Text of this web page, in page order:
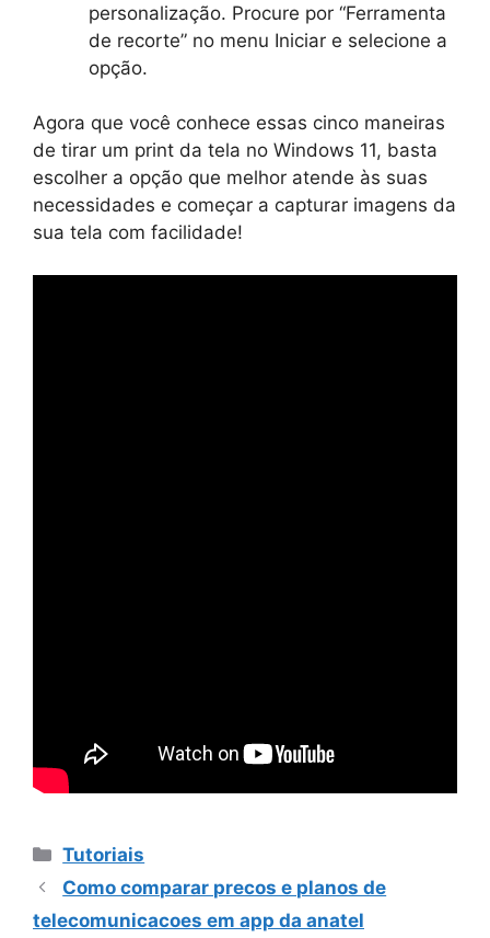
personalização. Procure por “Ferramenta
de recorte” no menu Iniciar e selecione a
opção.
Agora que você conhece essas cinco maneiras
de tirar um print da tela no Windows 11, basta
escolher a opção que melhor atende às suas
necessidades e começar a capturar imagens da
sua tela com facilidade!
Categorias
Tutoriais
Como comparar precos e planos de
telecomunicacoes em app da anatel